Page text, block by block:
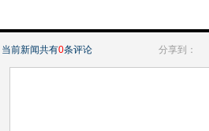
当前新闻共有0条评论 分享到：